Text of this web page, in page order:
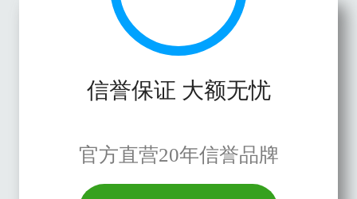
信誉保证 大额无忧
官方直营20年信誉品牌